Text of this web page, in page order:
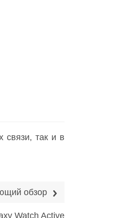
связи, так и в
обзор
Watch Active